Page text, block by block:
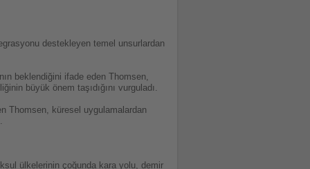
destekleyen temel unsurlardan
beklendiğini ifade eden Thomsen,
büyük önem taşıdığını vurguladı.
Thomsen, küresel uygulamalardan
ülkelerinin çoğunda kara yolu, demir